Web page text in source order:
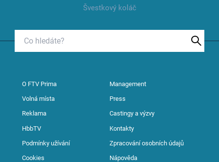
Švestkový koláč
O FTV Prima Management
Volná místa Press
Reklama Castingy a výzvy
HbbTV Kontakty
Podmínky užívání Zpracování osobních údajů
Cookies Nápověda